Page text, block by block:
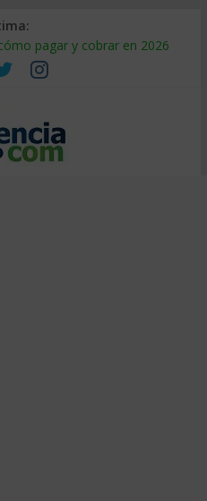
pagar y cobrar en 2026
qué sale tan caro
auditarla a tiempo
de suministro: qué hacer
cómo segmentarlo y venderle